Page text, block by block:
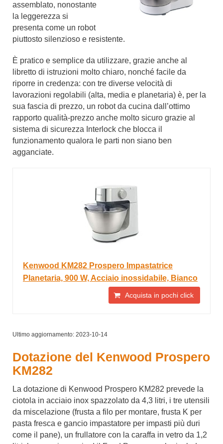
assemblato, nonostante
la leggerezza si
presenta come un robot
piuttosto silenzioso e resistente.
È pratico e semplice da utilizzare, grazie anche al
libretto di istruzioni molto chiaro, nonché facile da
riporre in credenza: con tre diverse velocità di
lavorazioni regolabili (alta, media e planetaria) è, per la
sua fascia di prezzo, un robot da cucina dall’ottimo
rapporto qualità-prezzo anche molto sicuro grazie al
sistema di sicurezza Interlock che blocca il
funzionamento qualora le parti non siano ben
agganciate.
Kenwood KM282 Prospero Impastatrice
Planetaria, 900 W, Acciaio inossidabile, Bianco
Acquista in pochi click
Ultimo aggiornamento: 2023-10-14
Dotazione del Kenwood Prospero
KM282
La dotazione di Kenwood Prospero KM282 prevede la
ciotola in acciaio inox spazzolato da 4,3 litri, i tre utensili
da miscelazione (frusta a filo per montare, frusta K per
pasta fresca e gancio impastatore per impasti più duri
come il pane), un frullatore con la caraffa in vetro da 1,2